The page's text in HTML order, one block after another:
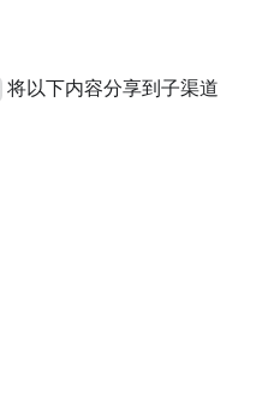
将以下内容分享到子渠道